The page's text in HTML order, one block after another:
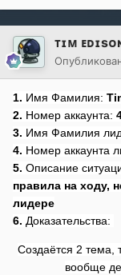
ᴛɪᴍ
1. Имя Фамилия:
2. Номер аккаунта:
3. Имя Фамилия
4. Номер аккаунта
5. Описание
правила на ходу,
лидере
6. Доказательства:
Создаётся 2 тема,
вообще